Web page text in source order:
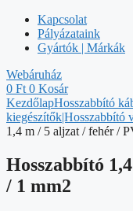
Kapcsolat
Pályázataink
Gyártók | Márkák
Webáruház
0 Ft 0 Kosár
KezdőlapHosszabbító
kiegészítők|Hosszabbító
1,4 m / 5 aljzat / fehér /
Hosszabbító
/ 1 mm2